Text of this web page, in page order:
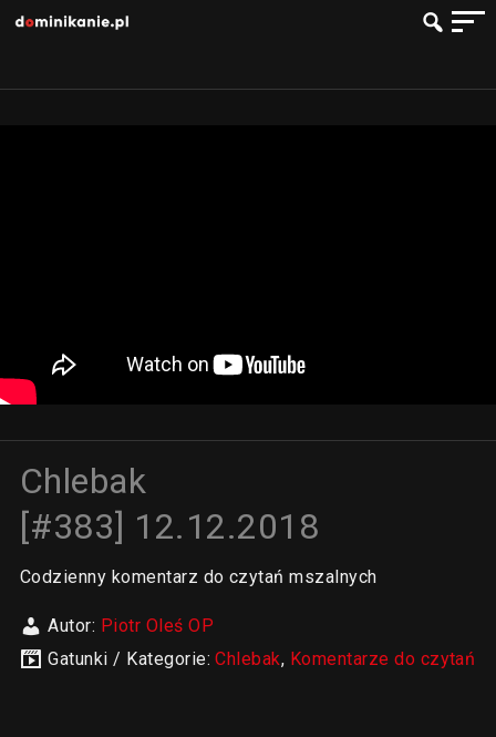
Chlebak
[#383] 12.12.2018
Codzienny komentarz do czytań mszalnych
Autor: Piotr Oleś OP
Gatunki / Kategorie:Chlebak, Komentarze do czytań